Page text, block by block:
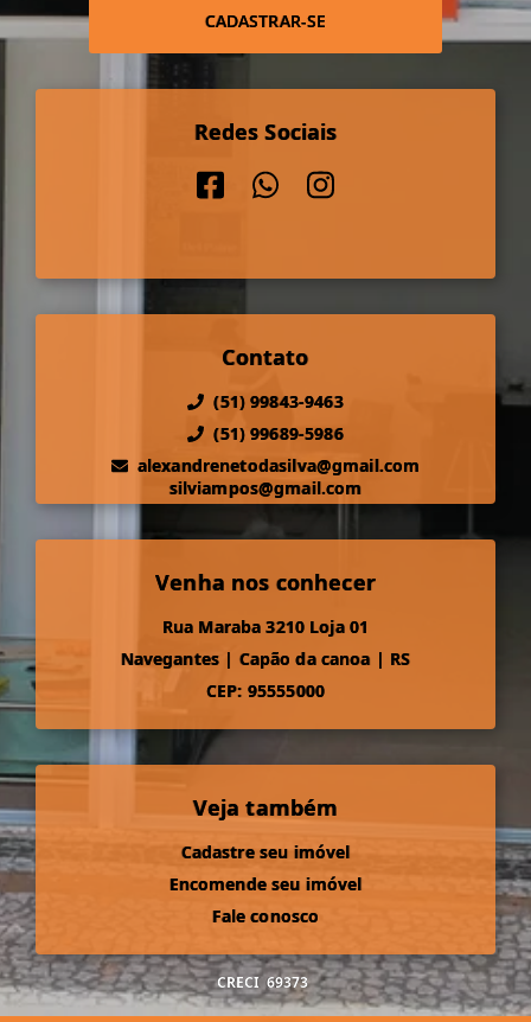
CADASTRAR-SE
Redes Sociais
Contato
(51) 99843-9463
(51) 99689-5986
alexandrenetodasilva@gmail.com
silviampos@gmail.com
Venha nos conhecer
Rua Maraba 3210 Loja 01
Navegantes | Capão da canoa | RS
CEP: 95555000
Veja também
Cadastre seu imóvel
Encomende seu imóvel
Fale conosco
CRECI 69373